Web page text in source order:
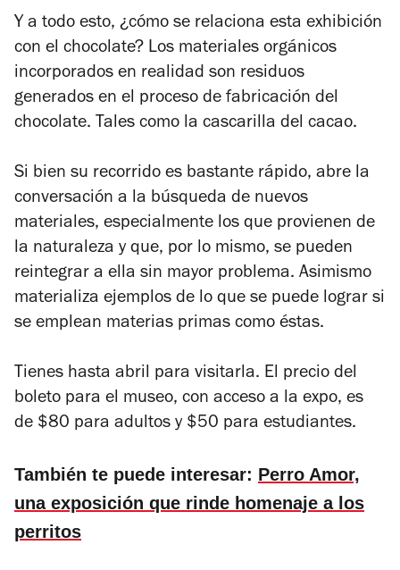
Y a todo esto, ¿cómo se relaciona esta exhibición
con el chocolate? Los materiales orgánicos
incorporados en realidad son residuos
generados en el proceso de fabricación del
chocolate. Tales como la cascarilla del cacao.
Si bien su recorrido es bastante rápido, abre la
conversación a la búsqueda de nuevos
materiales, especialmente los que provienen de
la naturaleza y que, por lo mismo, se pueden
reintegrar a ella sin mayor problema. Asimismo
materializa ejemplos de lo que se puede lograr si
se emplean materias primas como éstas.
Tienes hasta abril para visitarla. El precio del
boleto para el museo, con acceso a la expo, es
de $80 para adultos y $50 para estudiantes.
También te puede interesar: Perro Amor,
una exposición que rinde homenaje a los
perritos